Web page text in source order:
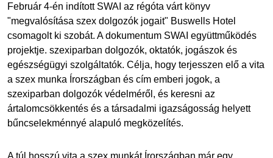
Február 4-én indított SWAI az régóta várt könyv
"megvalósítása szex dolgozók jogait" Buswells Hotel
csomagolt ki szobát. A dokumentum SWAI együttműködés
projektje. szexiparban dolgozók, oktatók, jogászok és
egészségügyi szolgáltatók. Célja, hogy terjesszen elő a vita
a szex munka Írországban és cím emberi jogok, a
szexiparban dolgozók védelméről, és keresni az
ártalomcsökkentés és a társadalmi igazságosság helyett
bűncselekménnyé alapuló megközelítés.
A túl hosszú vita a szex munkát Írországban már egy